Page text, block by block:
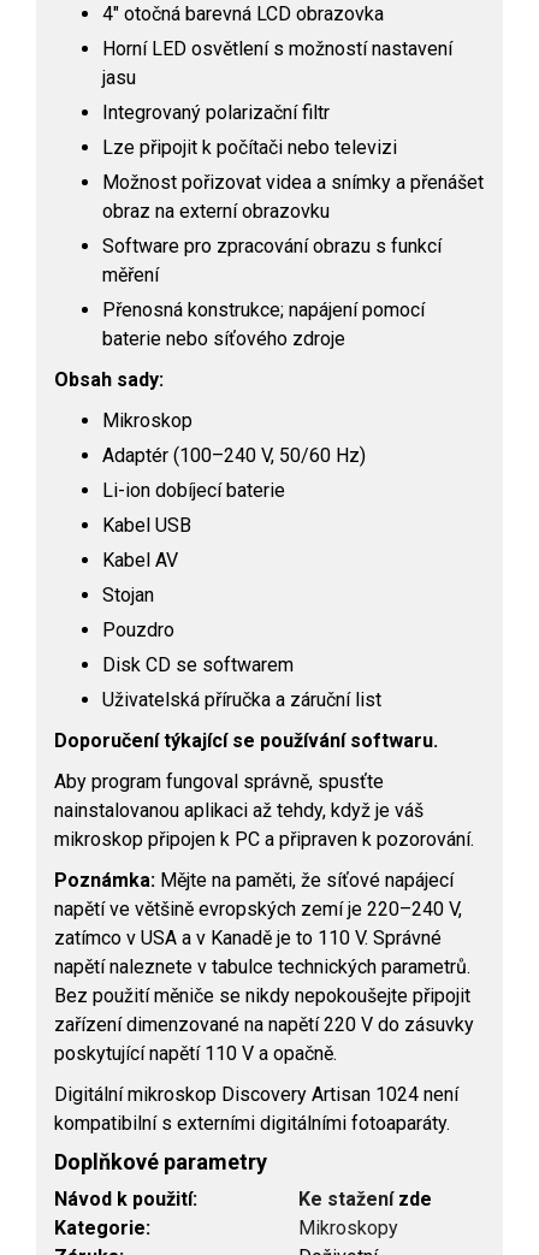
4″ otočná barevná LCD obrazovka
Horní LED osvětlení s možností nastavení
jasu
Integrovaný polarizační filtr
Lze připojit k počítači nebo televizi
Možnost pořizovat videa a snímky a přenášet
obraz na externí obrazovku
Software pro zpracování obrazu s funkcí
měření
Přenosná konstrukce; napájení pomocí
baterie nebo síťového zdroje
Obsah sady:
Mikroskop
Adaptér (100–240 V, 50/60 Hz)
Li-ion dobíjecí baterie
Kabel USB
Kabel AV
Stojan
Pouzdro
Disk CD se softwarem
Uživatelská příručka a záruční list
Doporučení týkající se používání softwaru.
Aby program fungoval správně, spusťte
nainstalovanou aplikaci až tehdy, když je váš
mikroskop připojen k PC a připraven k pozorování.
Poznámka: Mějte na paměti, že síťové napájecí
napětí ve většině evropských zemí je 220–240 V,
zatímco v USA a v Kanadě je to 110 V. Správné
napětí naleznete v tabulce technických parametrů.
Bez použití měniče se nikdy nepokoušejte připojit
zařízení dimenzované na napětí 220 V do zásuvky
poskytující napětí 110 V a opačně.
Digitální mikroskop Discovery Artisan 1024 není
kompatibilní s externími digitálními fotoaparáty.
Doplňkové parametry
Návod k použití: Ke staženízde
Kategorie:
Mikroskopy